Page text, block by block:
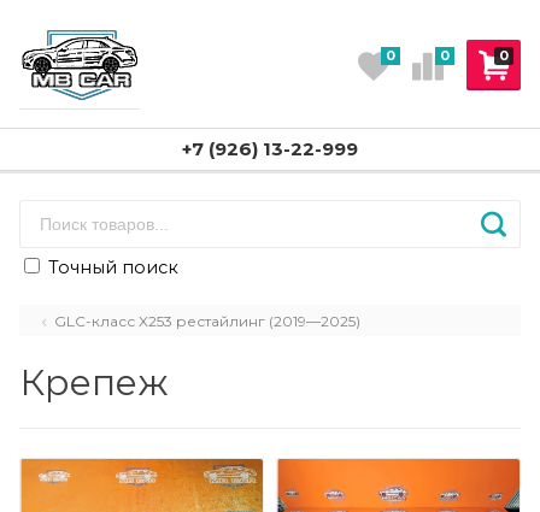
0
0 0
+7 (926) 13-22-999
Точный поиск
GLC-класс X253 рестайлинг (2019—2025)
Крепеж